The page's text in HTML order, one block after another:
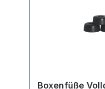
Boxenfüße